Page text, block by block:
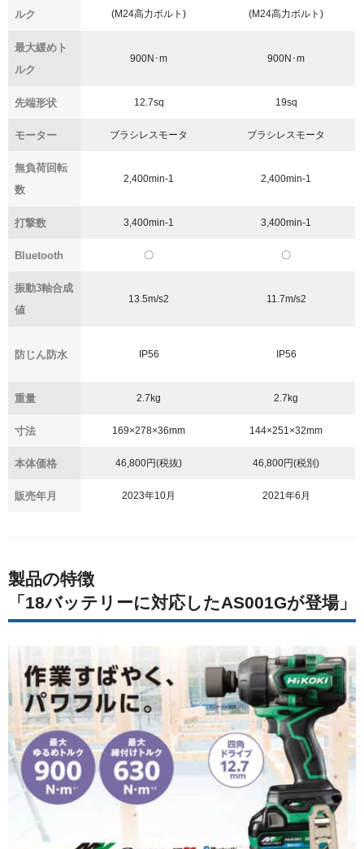
ルク
(M24高力ボルト)
(M24高力ボルト)
最大緩めト
ルク
900N･m 900N･m
先端形状 12.7sq 19sq
モーター ブラシレスモータ ブラシレスモータ
無負荷回転
数
2,400min-1 2,400min-1
打撃数 3,400min-1 3,400min-1
Bluetooth 〇 〇
振動3軸合成
値
13.5m/s2 11.7m/s2
防じん防水 IP56 IP56
重量 2.7kg 2.7kg
寸法 169×278×36mm 144×251×32mm
本体価格 46,800円(税抜) 46,800円(税別)
販売年月 2023年10月 2021年6月
製品の特徴
「18バッテリーに対応したAS001Gが登場」